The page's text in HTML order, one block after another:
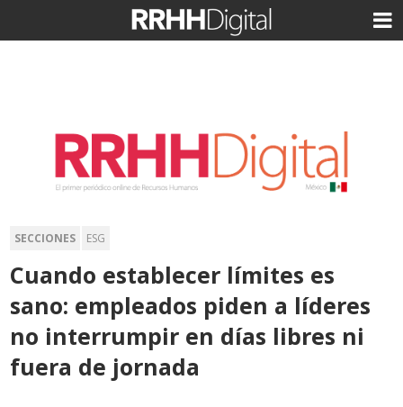
SECCIONES ESG
Cuando establecer límites es
sano: empleados piden a líderes
no interrumpir en días libres ni
fuera de jornada